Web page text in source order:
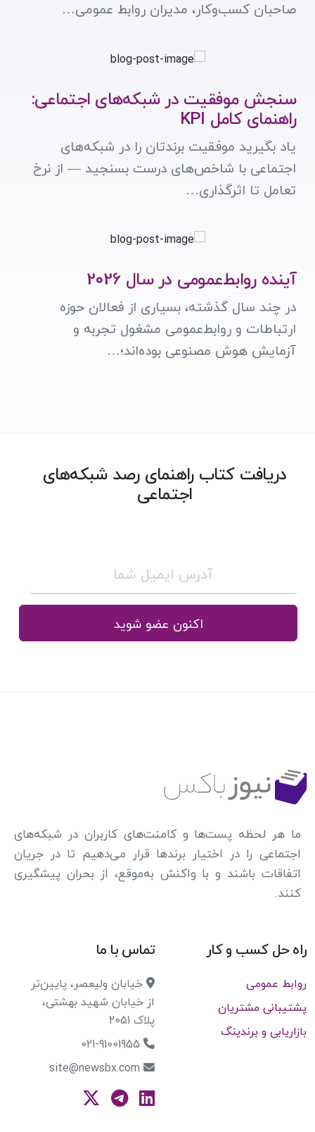
صاحبان کسب‌وکار، مدیران روابط عمومی…
سنجش موفقیت در شبکه‌های اجتماعی:
راهنمای کامل KPI
یاد بگیرید موفقیت برندتان را در شبکه‌های
اجتماعی با شاخص‌های درست بسنجید — از نرخ
تعامل تا اثرگذاری…
آینده روابط‌عمومی در سال 2026
در چند سال گذشته، بسیاری از فعالان حوزه
ارتباطات و روابط‌عمومی مشغول تجربه و
آزمایش هوش مصنوعی بوده‌اند؛…
دریافت کتاب راهنمای رصد شبکه‌های
اجتماعی
اکنون عضو شوید
ما هر لحظه پست‌ها و کامنت‌های کاربران در شبکه‌های
اجتماعی را در اختیار برندها قرار می‌دهیم تا در جریان
اتفاقات باشند و با واکنش به‌موقع، از بحران پیشگیری
کنند.
راه حل کسب و کار
روابط عمومی
پشتیبانی مشتریان
بازاریابی و برندینگ
تماس با ما
خیابان ولیعصر، پایین‌تر
از خیابان شهید بهشتی،
پلاک 2051